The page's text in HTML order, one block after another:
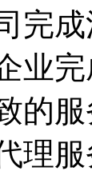
完
业
的
理